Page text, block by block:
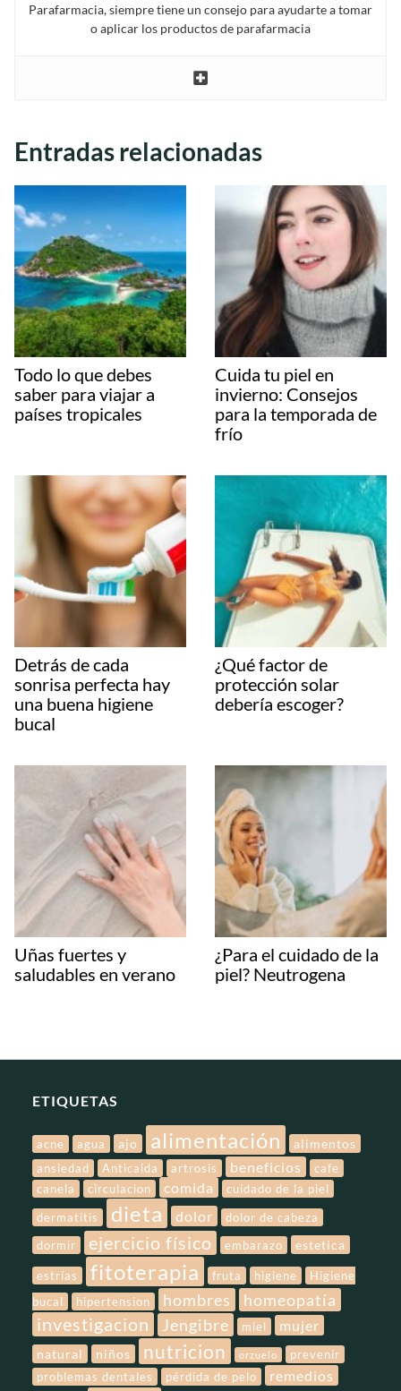
Parafarmacia, siempre tiene un consejo para ayudarte a tomar
o aplicar los productos de parafarmacia
Entradas relacionadas
Todo lo que debes
saber para viajar a
países tropicales
Cuida tu piel en
invierno: Consejos
para la temporada de
frío
Detrás de cada
sonrisa perfecta hay
una buena higiene
bucal
¿Qué factor de
protección solar
debería escoger?
Uñas fuertes y
saludables en verano
¿Para el cuidado de la
piel? Neutrogena
ETIQUETAS
acne agua ajo alimentación alimentos
ansiedad Anticaida artrosis beneficios
cafe
canela
circulacion comida
cuidado de la piel
dermatitis
dieta dolor
dolor de cabeza
dormir
ejercicio físico embarazo estetica
estrías fitoterapia fruta higiene
Higiene
bucal
hipertension hombres homeopatía
investigacion Jengibre miel mujer
natural niños nutricion orzuelo
prevenir
problemas dentales
pérdida de pelo remedios